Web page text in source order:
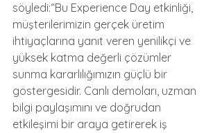
söyledi:“Bu Experience Day etkinliği,
müşterilerimizin gerçek üretim
ihtiyaçlarına yanıt veren yenilikçi ve
yüksek katma değerli çözümler
sunma kararlılığımızın güçlü bir
göstergesidir. Canlı demoları, uzman
bilgi paylaşımını ve doğrudan
etkileşimi bir araya getirerek iş